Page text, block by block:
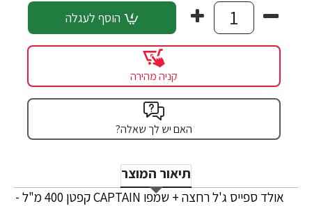
הוסף לעגלה
קניה מהירה
האם יש לך שאלה?
תיאור המוצר
אולד ספייס ג'ל רחצה + שמפו CAPTAIN קפטן 400 מ"ל -